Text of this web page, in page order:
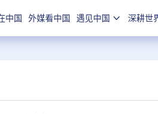
中国 外媒看中国 遇见中国 深耕世